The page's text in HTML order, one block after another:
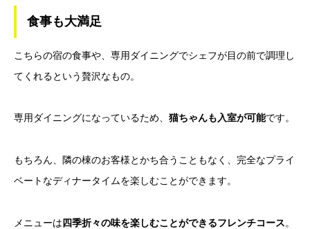
食事も大満足
こちらの宿の食事や、専用ダイニングでシェフが目の前で調理し
てくれるという贅沢なもの。
専用ダイニングになっているため、 猫ちゃんも入室が可能です。
もちろん、隣の棟のお客様とかち合うこともなく、完全なプライ
ベートなディナータイムを楽しむことができます。
メニューは 四季折々の味を楽しむことができるフレンチコース。